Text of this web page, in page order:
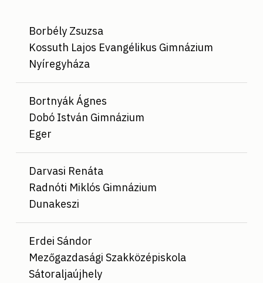
Borbély Zsuzsa
Kossuth Lajos Evangélikus Gimnázium
Nyíregyháza
Bortnyák Ágnes
Dobó István Gimnázium
Eger
Darvasi Renáta
Radnóti Miklós Gimnázium
Dunakeszi
Erdei Sándor
Mezőgazdasági Szakközépiskola
Sátoraljaújhely